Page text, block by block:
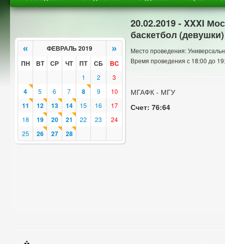
« ФЕВРАЛЬ 2019 »
ПН ВТ СР ЧТ ПТ СБ ВС
1 2 3
4 5 6 7 8 9 10
11 12 13 14 15 16
17
18
19 20 21 22 23
24
25
26 27 28
20.02.2019 - XXXI
баскетбол (девушки)
Место проведения:
Время проведения с 18:00 до
МГАФК - МГУ
Счет: 76:64